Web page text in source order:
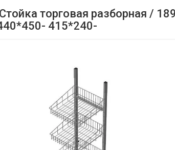
торговая разборная /
415*240-